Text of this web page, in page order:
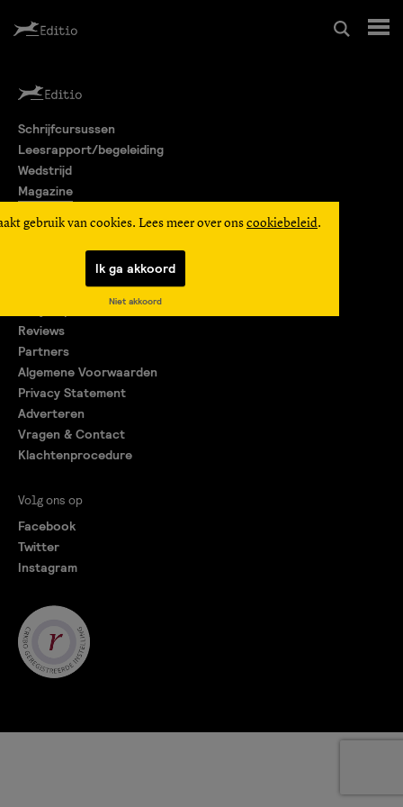
Leesrapport/begeleiding
Wedstrijd
Editio Producties
gebruik van cookies. Lees meer over ons cookiebeleid.
Ik ga akkoord
Niet akkoord
Schrijfcursussen
Leesrapport/begeleiding
Wedstrijd
Magazine
Reviews
Partners
Algemene Voorwaarden
Privacy Statement
Adverteren
Vragen & Contact
Klachtenprocedure
Volg ons op
Facebook
Twitter
Instagram